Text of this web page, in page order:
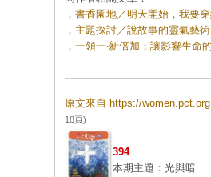
． 書香園地／明天開始，我要
． 主題探討／說故事的靈氣藝
． 一領一‧新倍加：讓影響生命
原文來自 https://
18頁)
394
本期主題：光與暗